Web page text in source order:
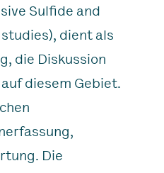
Sulfide and
dient als
die Diskussion
diesem Gebiet.
Die